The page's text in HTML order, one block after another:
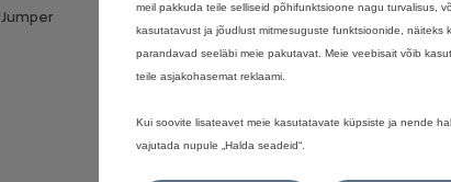
Jumper
Uued kaubikud laos
meil pakkuda teile selliseid põhifunktsioone nagu turvalisus,
kasutatavust ja jõudlust mitmesuguste funktsioonide,
parandavad seeläbi meie pakutavat. Meie veebisait võib
teile asjakohasemat reklaami.
Kui soovite lisateavet meie kasutatavate küpsiste ja nende
vajutada nupule „Halda seadeid“.